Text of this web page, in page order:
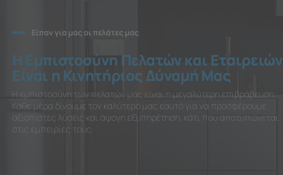
Είπαν για μας οι πελάτες μας
Η Εμπιστοσύνη Πελατών και Εταιρειών
Είναι η Κινητήριος Δύναμή Μας
Η εμπιστοσύνη των πελατών μας είναι η μεγαλύτερη επιβράβευση.
Κάθε μέρα δίνουμε τον καλύτερό μας εαυτό για να προσφέρουμε
αξιόπιστες λύσεις και άψογη εξυπηρέτηση, κάτι που αποτυπώνεται
στις εμπειρίες τους.